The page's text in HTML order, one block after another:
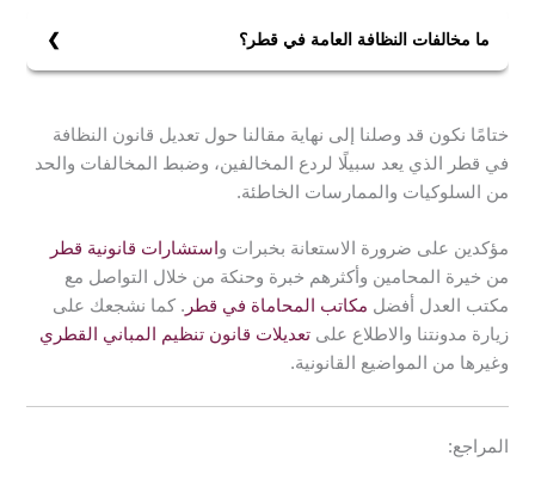
التي يتضمنها، وأيضًا للغرامات المقررة فيه.
ما مخالفات النظافة العامة في قطر؟
ترك الحيوانات أو الطيور للتنقل أو المرور في الأماكن العامة
والميادين والطرق والشوارع، كما يجب على أصحاب محال
بيعها، مراعاة أن تكون الأعداد المعروضة منها بناءً على تحدده
اللازمة لمنع الإزعاج أو تصاعد الروائح الكريهة.
ختامًا نكون قد وصلنا إلى نهاية مقالنا حول تعديل قانون النظافة
في قطر الذي يعد سبيلًا لردع المخالفين، وضبط المخالفات والحد
من السلوكيات والممارسات الخاطئة.
مؤكدين على ضرورة الاستعانة بخبرات و استشارات قانونية قطر
من خيرة المحامين وأكثرهم خبرة وحنكة من خلال التواصل مع
مكتب العدل أفضل مكاتب المحاماة في قطر . كما نشجعك على
زيارة مدونتنا والاطلاع علىتعديلات قانون تنظيم المباني القطري
وغيرها من المواضيع القانونية.
المراجع: